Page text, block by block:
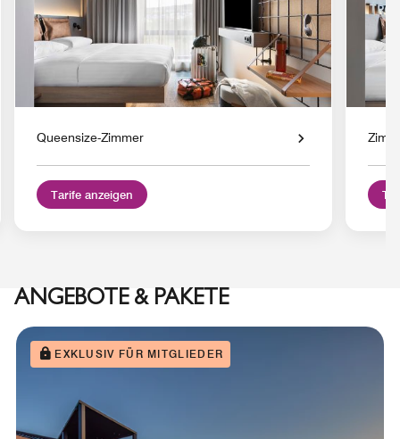
Queensize-Zimmer
Tarife anzeigen
ANGEBOTE & PAKETE
EXKLUSIV FÜR MITGLIEDER